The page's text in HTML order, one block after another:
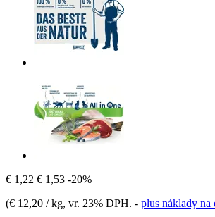
€ 1,22 € 1,53 -20%
(€ 12,20 / kg, vr. 23% DPH. - plus náklady na